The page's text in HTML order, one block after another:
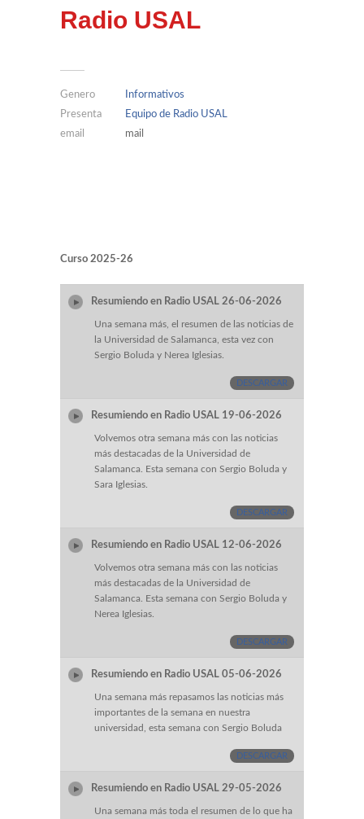
Radio USAL
Genero
Informativos
Presenta
Equipo de Radio USAL
email
mail
Curso 2025-26
Resumiendo en Radio USAL 26-06-2026
Una semana más, el resumen de las noticias de
la Universidad de Salamanca, esta vez con
Sergio Boluda y Nerea Iglesias.
DESCARGAR
Resumiendo en Radio USAL 19-06-2026
Volvemos otra semana más con las noticias
más destacadas de la Universidad de
Salamanca. Esta semana con Sergio Boluda y
Sara Iglesias.
DESCARGAR
Resumiendo en Radio USAL 12-06-2026
Volvemos otra semana más con las noticias
más destacadas de la Universidad de
Salamanca. Esta semana con Sergio Boluda y
Nerea Iglesias.
DESCARGAR
Resumiendo en Radio USAL 05-06-2026
Una semana más repasamos las noticias más
importantes de la semana en nuestra
universidad, esta semana con Sergio Boluda
DESCARGAR
Resumiendo en Radio USAL 29-05-2026
Una semana más toda el resumen de lo que ha